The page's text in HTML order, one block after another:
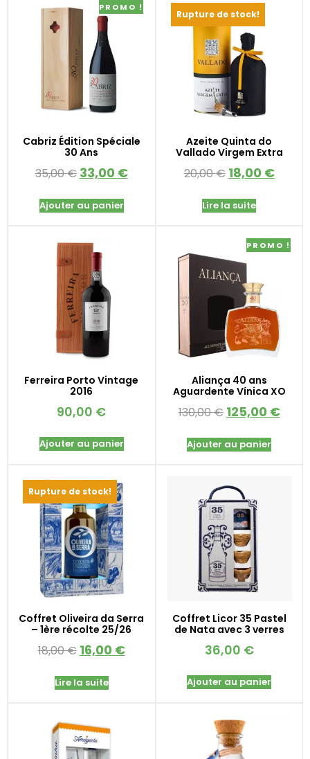
PROMO !
Cabriz Édition Spéciale
30 Ans
35,00€ 33,00 €
Ajouter au panier
Rupture de stock!
Azeite Quinta do
Vallado Virgem Extra
20,00€ 18,00 €
Lire la suite
Ferreira Porto Vintage
2016
90,00 €
Ajouter au panier
PROMO !
Aliança 40 ans
Aguardente Vínica XO
130,00€ 125,00 €
Ajouter au panier
Rupture de stock!
Coffret Oliveira da Serra
– 1ère récolte 25/26
18,00€ 16,00 €
Lire la suite
Coffret Licor 35 Pastel
de Nata avec 3 verres
36,00 €
Ajouter au panier